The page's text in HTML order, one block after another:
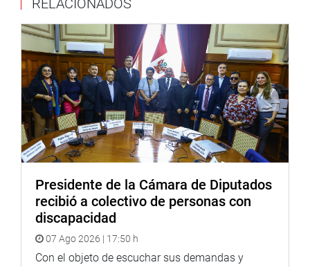
RELACIONADOS
Presidente de la Cámara de Diputados
recibió a colectivo de personas con
discapacidad
07 Ago 2026 | 17:50 h
Con el objeto de escuchar sus demandas y